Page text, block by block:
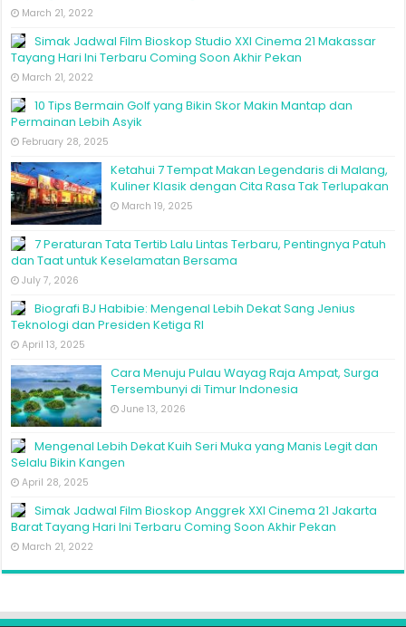
March 21, 2022
Simak Jadwal Film Bioskop Studio XXI Cinema 21 Makassar
Tayang Hari Ini Terbaru Coming Soon Akhir Pekan
March 21, 2022
10 Tips Bermain Golf yang Bikin Skor Makin Mantap dan
Permainan Lebih Asyik
February 28, 2025
Ketahui 7 Tempat Makan Legendaris di Malang,
Kuliner Klasik dengan Cita Rasa Tak Terlupakan
March 19, 2025
7 Peraturan Tata Tertib Lalu Lintas Terbaru, Pentingnya Patuh
dan Taat untuk Keselamatan Bersama
July 7, 2026
Biografi BJ Habibie: Mengenal Lebih Dekat Sang Jenius
Teknologi dan Presiden Ketiga RI
April 13, 2025
Cara Menuju Pulau Wayag Raja Ampat, Surga
Tersembunyi di Timur Indonesia
June 13, 2026
Mengenal Lebih Dekat Kuih Seri Muka yang Manis Legit dan
Selalu Bikin Kangen
April 28, 2025
Simak Jadwal Film Bioskop Anggrek XXI Cinema 21 Jakarta
Barat Tayang Hari Ini Terbaru Coming Soon Akhir Pekan
March 21, 2022